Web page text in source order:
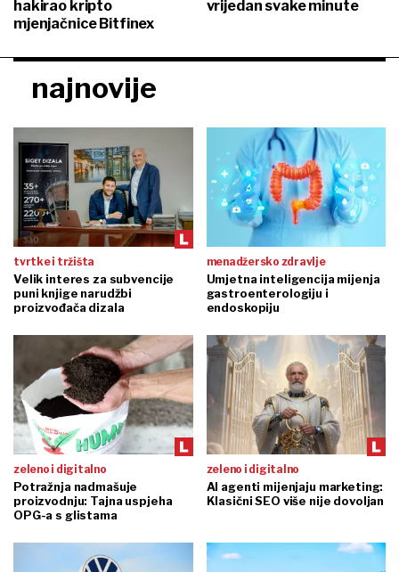
hakirao kripto
mjenjačnice Bitfinex
vrijedan svake minute
najnovije
tvrtke i tržišta
Velik interes za subvencije
puni knjige narudžbi
proizvođača dizala
menadžersko zdravlje
Umjetna inteligencija mijenja
gastroenterologiju i
endoskopiju
zeleno i digitalno
Potražnja nadmašuje
proizvodnju: Tajna uspjeha
OPG-a s glistama
zeleno i digitalno
AI agenti mijenjaju marketing:
Klasični SEO više nije dovoljan